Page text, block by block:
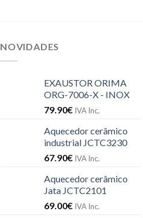
NOVIDADES
EXAUSTOR ORIMA
ORG-7006-X - INOX
79.90€ IVA Inc.
Aquecedor cerâmico
industrial JCTC3230
67.90€ IVA Inc.
Aquecedor cerâmico
Jata JCTC2101
69.00€ IVA Inc.